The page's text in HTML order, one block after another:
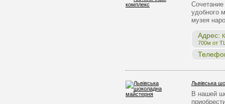
удобного
музея
Адрес:
700м от
Львівська
В нашей